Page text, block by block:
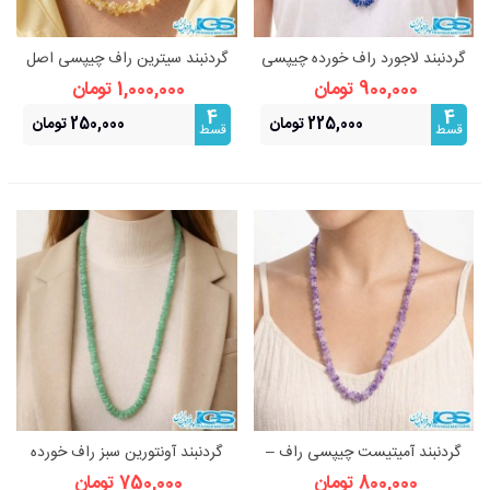
گردنبند لاجورد راف خورده چیپسی
| سنگ طبیعی آرامش و بیان
حقیقت900,000 تومان
4
قسط 225,000 تومان
گردنبند سیترین راف چیپسی اصل
| سنگ ثروت، انرژی و
اعتمادبه‌نفس
1,000,000 تومان
4
قسط 250,000 تومان
گردنبند آمیتیست چیپسی راف –
سنگ آرامش و شهود
800,000 تومان
گردنبند آونتورین سبز راف خورده
چیپسی | سنگ شانس و آرامش
750,000 تومان